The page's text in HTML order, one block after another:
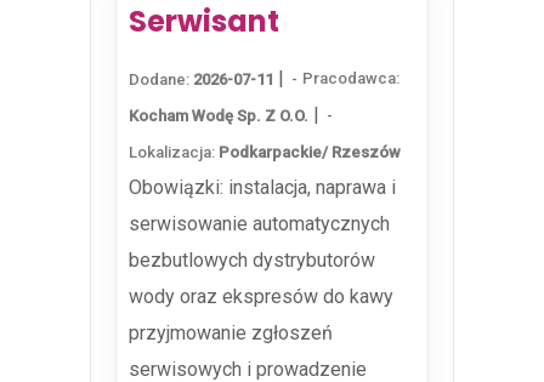
Serwisant
Dodane: 2026-07-11 | Pracodawca:
Kocham Wodę Sp. Z O.o. |
Lokalizacja: Podkarpackie/ Rzeszów
Obowiązki: instalacja, naprawa i
serwisowanie automatycznych
bezbutlowych dystrybutorów
wody oraz ekspresów do kawy
przyjmowanie zgłoszeń
serwisowych i prowadzenie